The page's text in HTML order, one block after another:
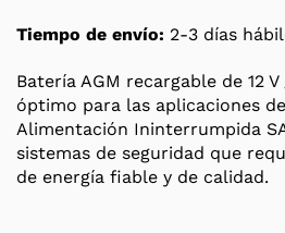
Tiempo de envío: 2-3 días
Batería AGM recargable de 12
óptimo para las aplicaciones
Alimentación Ininterrumpida
sistemas de seguridad que
de energía fiable y de calidad.